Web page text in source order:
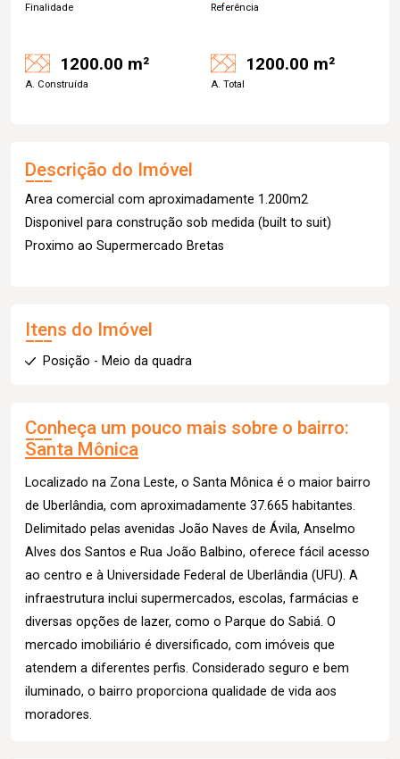
Finalidade Referência
1200.00 m²
A. Construída
1200.00 m²
A. Total
Descrição do Imóvel
Area comercial com aproximadamente 1.200m2
Disponivel para construção sob medida (built to suit)
Proximo ao Supermercado Bretas
Itens do Imóvel
Posição - Meio da quadra
Conheça um pouco mais sobre o bairro:
Santa Mônica
Localizado na Zona Leste, o Santa Mônica é o maior bairro
de Uberlândia, com aproximadamente 37.665 habitantes.
Delimitado pelas avenidas João Naves de Ávila, Anselmo
Alves dos Santos e Rua João Balbino, oferece fácil acesso
ao centro e à Universidade Federal de Uberlândia (UFU). A
infraestrutura inclui supermercados, escolas, farmácias e
diversas opções de lazer, como o Parque do Sabiá. O
mercado imobiliário é diversificado, com imóveis que
atendem a diferentes perfis. Considerado seguro e bem
iluminado, o bairro proporciona qualidade de vida aos
moradores.